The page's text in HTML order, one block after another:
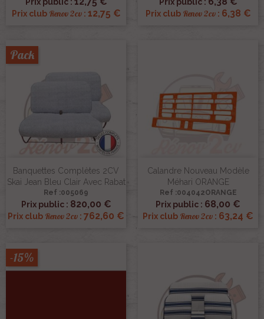
Prix club Renov 2cv: 12,75 € Prix club Renov 2cv: 6,38 €
Banquettes Complètes 2CV
Skai Jean Bleu Clair Avec Rabat
Ref :005069
Prix public : 820,00 €
Prix club Renov 2cv : 762,60 €
Pack
Calandre Nouveau Modèle
Méhari ORANGE
Ref :004042ORANGE
Prix public : 68,00 €
Prix club Renov 2cv : 63,24 €
-15%